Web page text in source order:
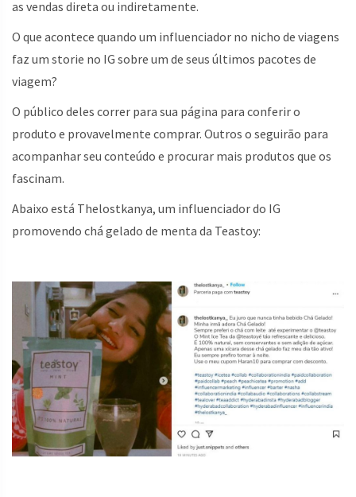
as vendas direta ou indiretamente.
O que acontece quando um influenciador no nicho de viagens
faz um storie no IG sobre um de seus últimos pacotes de
viagem?
O público deles correr para sua página para conferir o
produto e provavelmente comprar. Outros o seguirão para
acompanhar seu conteúdo e procurar mais produtos que os
fascinam.
Abaixo está Thelostkanya, um influenciador do IG
promovendo chá gelado de menta da Teastoy: